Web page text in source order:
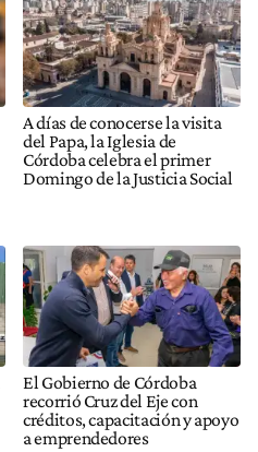
A días de conocerse la visita
del Papa, la Iglesia de
Córdoba celebra el primer
Domingo de la Justicia Social
El Gobierno de Córdoba
recorrió Cruz del Eje con
créditos, capacitación y apoyo
a emprendedores